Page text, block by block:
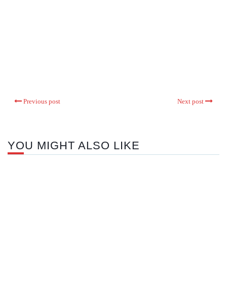
Previous post Next post
YOU MIGHT ALSO LIKE